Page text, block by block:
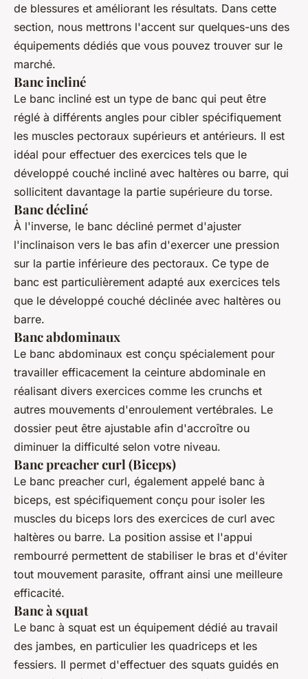
de blessures et améliorant les résultats. Dans cette
section, nous mettrons l'accent sur quelques-uns des
équipements dédiés que vous pouvez trouver sur le
marché.
Banc incliné
Le banc incliné est un type de banc qui peut être
réglé à différents angles pour cibler spécifiquement
les muscles pectoraux supérieurs et antérieurs. Il est
idéal pour effectuer des exercices tels que le
développé couché incliné avec haltères ou barre, qui
sollicitent davantage la partie supérieure du torse.
Banc décliné
À l'inverse, le banc décliné permet d'ajuster
l'inclinaison vers le bas afin d'exercer une pression
sur la partie inférieure des pectoraux. Ce type de
banc est particulièrement adapté aux exercices tels
que le développé couché déclinée avec haltères ou
barre.
Banc abdominaux
Le banc abdominaux est conçu spécialement pour
travailler efficacement la ceinture abdominale en
réalisant divers exercices comme les crunchs et
autres mouvements d'enroulement vertébrales. Le
dossier peut être ajustable afin d'accroître ou
diminuer la difficulté selon votre niveau.
Banc preacher curl (Biceps)
Le banc preacher curl, également appelé banc à
biceps, est spécifiquement conçu pour isoler les
muscles du biceps lors des exercices de curl avec
haltères ou barre. La position assise et l'appui
rembourré permettent de stabiliser le bras et d'éviter
tout mouvement parasite, offrant ainsi une meilleure
efficacité.
Banc à squat
Le banc à squat est un équipement dédié au travail
des jambes, en particulier les quadriceps et les
fessiers. Il permet d'effectuer des squats guidés en